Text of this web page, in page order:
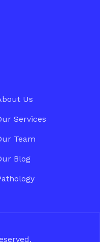
Us
Services
Team
Blog